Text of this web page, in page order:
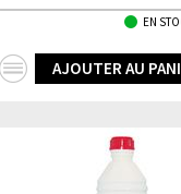
EN
AJOUTER AU